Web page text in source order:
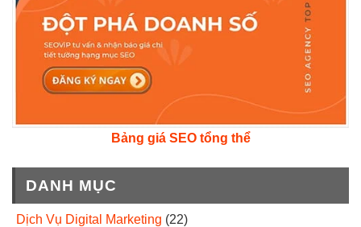
Bảng giá SEO tổng thể
DANH MỤC
Dịch Vụ Digital Marketing (22)